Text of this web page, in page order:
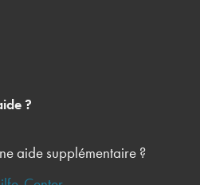
?
aide supplémentaire ?